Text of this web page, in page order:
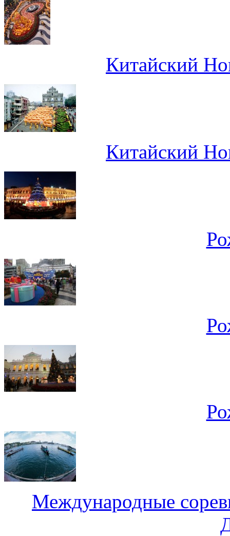
Китайский
Китайский
Международные